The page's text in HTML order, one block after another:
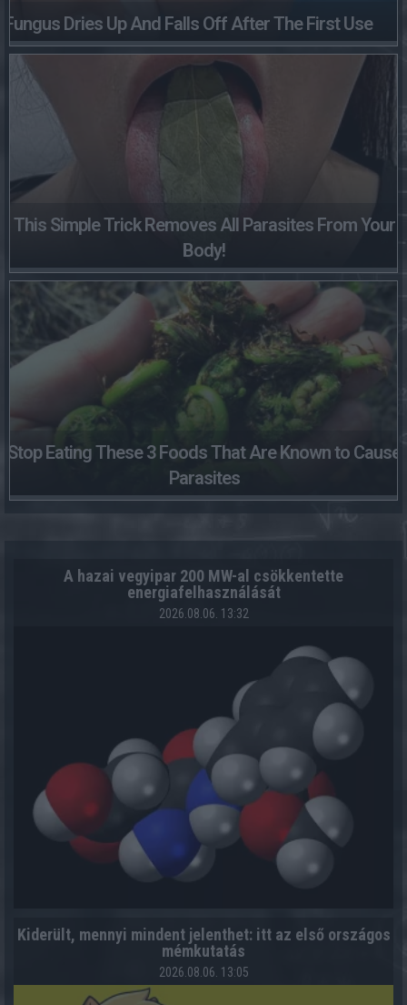
Fungus Dries Up And Falls Off After The First Use
This Simple Trick Removes All Parasites From Your
Body!
Stop Eating These 3 Foods That Are Known to Cause
Parasites
A hazai vegyipar 200 MW-al csökkentette
energiafelhasználását
2026.08.06. 13:32
Kiderült, mennyi mindent jelenthet: itt az első országos
mémkutatás
2026.08.06. 13:05